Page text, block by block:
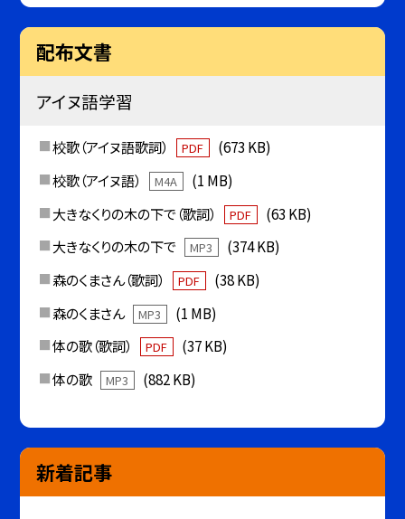
配布文書
アイヌ語学習
校歌（アイヌ語歌詞） PDF
(673 KB)
校歌（アイヌ語）
M4A
(1 MB)
大きなくりの木の下で（歌詞）
PDF
(63 KB)
大きなくりの木の下で
MP3
(374 KB)
森のくまさん（歌詞）
PDF
(38 KB)
森のくまさん
MP3
(1 MB)
体の歌（歌詞）
PDF
(37 KB)
体の歌
MP3 (882 KB)
新着記事